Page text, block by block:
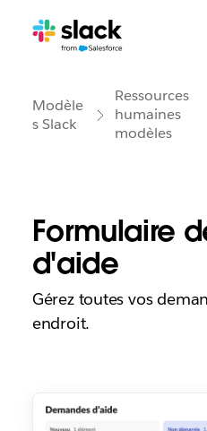
Modèle
s Slack
Ressources
humaines
modèles
Formulaire
d'aide
Gérez toutes vos
endroit.